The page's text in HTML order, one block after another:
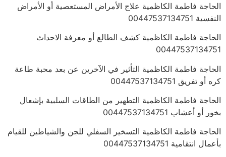
الحاجة فاطمة الكاظمية علاج الأمراض المستعصية أو الأمراض
النفسية 00447537134751
الحاجة فاطمة الكاظمية كشف الطالع أو معرفة الاحداث
00447537134751
الحاجة فاطمة الكاظمية التأثير في الآخرين عن بعد محبة طاعة
كره أو تفريق 00447537134751
الحاجة فاطمة الكاظمية التطهير من الطاقات السلبية بإشعال
بخور أو أعشاب 00447537134751
الحاجة فاطمة الكاظمية التسخير السفلي للجن والشياطين للقيام
بأعمال انتقامية 00447537134751